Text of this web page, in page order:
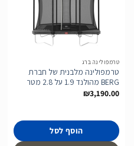
טרמפולינה ברג
טרמפולינה מלבנית של חברת
BERG מהולנד 1.9 על 2.8 מטר
₪3,190.00
הוסף לסל